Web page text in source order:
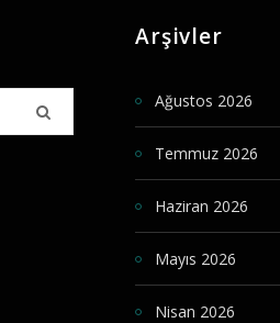
Arşivler
Ağustos 2026
Temmuz 2026
Haziran 2026
Mayıs 2026
Nisan 2026